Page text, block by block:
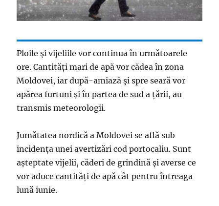
Ploile şi vijeliile vor continua în următoarele
ore. Cantităţi mari de apă vor cădea în zona
Moldovei, iar după-amiază şi spre seară vor
apărea furtuni şi în partea de sud a ţării, au
transmis meteorologii.
Jumătatea nordică a Moldovei se află sub
incidenţa unei avertizări cod portocaliu. Sunt
aşteptate vijelii, căderi de grindină şi averse ce
vor aduce cantităţi de apă cât pentru întreaga
lună iunie.